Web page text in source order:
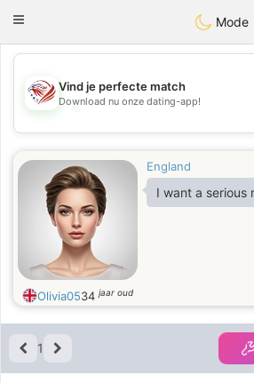
StatesDating
Toggle
Mode
💖
Vind je perfecte match
Download nu onze dating-app!
England
I want a serious
Olivia0534jaar oud
1